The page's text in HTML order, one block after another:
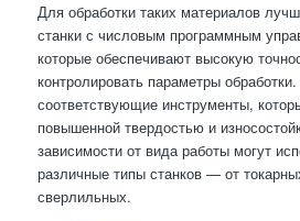
Для обработки таких материалов
станки с числовым программным
которые обеспечивают высокую
контролировать параметры
соответствующие инструменты,
повышенной твердостью и
зависимости от вида работы могут
различные типы станков — от
сверлильных.